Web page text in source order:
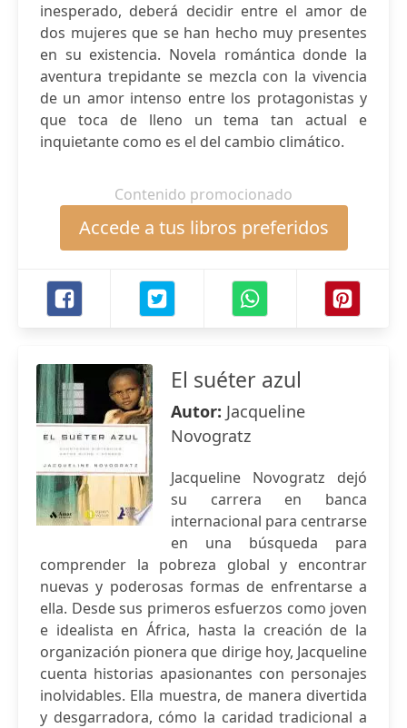
inesperado, deberá decidir entre el amor de
dos mujeres que se han hecho muy presentes
en su existencia. Novela romántica donde la
aventura trepidante se mezcla con la vivencia
de un amor intenso entre los protagonistas y
que toca de lleno un tema tan actual e
inquietante como es el del cambio climático.
Contenido promocionado
Accede a tus libros preferidos
El suéter azul
Autor: Jacqueline
Novogratz
Jacqueline Novogratz dejó
su carrera en banca
internacional para centrarse
en una búsqueda para
comprender la pobreza global y encontrar
nuevas y poderosas formas de enfrentarse a
ella. Desde sus primeros esfuerzos como joven
e idealista en África, hasta la creación de la
organización pionera que dirige hoy, Jacqueline
cuenta historias apasionantes con personajes
inolvidables. Ella muestra, de manera divertida
y desgarradora, cómo la caridad tradicional a